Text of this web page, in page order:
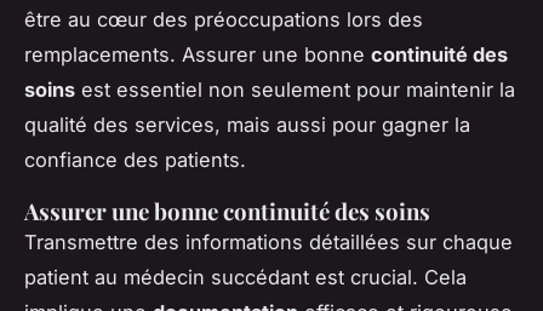
être au cœur des préoccupations lors des
remplacements. Assurer une bonne continuité des
soins est essentiel non seulement pour maintenir la
qualité des services, mais aussi pour gagner la
confiance des patients.
Assurer une bonne continuité des soins
Transmettre des informations détaillées sur chaque
patient au médecin succédant est crucial. Cela